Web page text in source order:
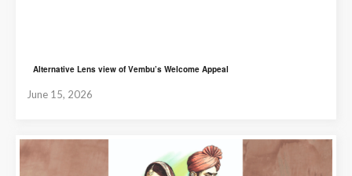
Alternative Lens view of Vembu’s Welcome Appeal
June 15, 2026